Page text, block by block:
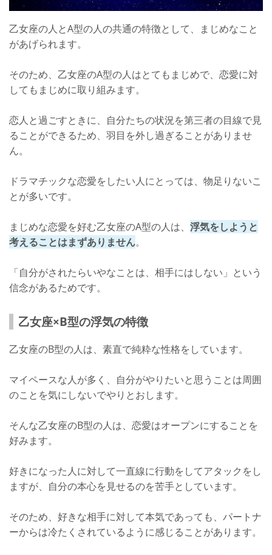
乙女座の人とA型の人の共通の特徴として、まじめなこと
があげられます。
そのため、乙女座のA型の人はとてもまじめで、恋愛に対
してもまじめに取り組みます。
恋人と過ごすときに、自分たちの状況を第三者の目線で見
ることができるため、羽目を外し過ぎることがありませ
ん。
ドラマチックな恋愛をしたい人にとっては、物足りないこ
とが多いです。
まじめな恋愛を好む乙女座のA型の人は、 浮気をしようと
考えることはまずありません。
「自分がされたらいやなことは、相手にはしない」という
信念があるためです。
乙女座×B型の浮気の特徴
乙女座のB型の人は、素直で純粋な性格をしています。
マイペースな人が多く、自分がやりたいと思うことは周囲
のことを気にしないでやりとおします。
そんな乙女座のB型の人は、恋愛はオープンにすることを
好みます。
好きになった人に対して一直線に行動をしてアタックをし
ますが、自分の本心を見せるのを苦手としています。
そのため、好きな相手に対して本気であっても、パートナ
ーからは冷たくされているように感じることがあります。